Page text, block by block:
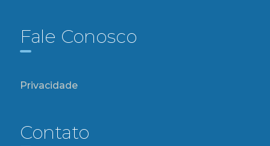
Fale Conosco
Privacidade
Contato